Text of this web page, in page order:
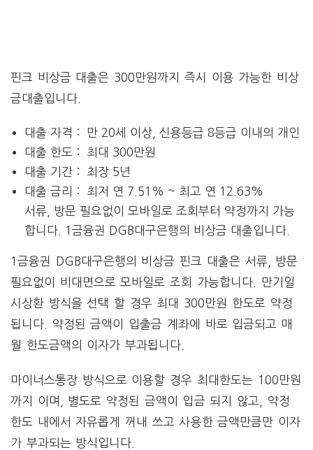
핀크 비상금 대출은 300만원까지 즉시 이용 가능한 비상
금대출입니다.
대출 자격 : 만 20세 이상, 신용등급 8등급 이내의 개인
대출 한도 : 최대 300만원
대출 기간 : 최장 5년
대출 금리 : 최저 연 7.51% ~ 최고 연 12.63%
서류, 방문 필요없이 모바일로 조회부터 약정까지 가능
합니다. 1금융권 DGB대구은행의 비상금 대출입니다.
1금융권 DGB대구은행의 비상금 핀크 대출은 서류, 방문
필요없이 비대면으로 모바일로 조회 가능합니다. 만기일
시상환 방식을 선택 할 경우 최대 300만원 한도로 약정
됩니다. 약정된 금액이 입출금 계좌에 바로 입금되고 매
월 한도금액의 이자가 부과됩니다.
마이너스통장 방식으로 이용할 경우 최대한도는 100만원
까지 이며, 별도로 약정된 금액이 입금 되지 않고, 약정
한도 내에서 자유롭게 꺼내 쓰고 사용한 금액만큼만 이자
가 부과되는 방식입니다.